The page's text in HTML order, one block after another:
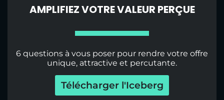
AMPLIFIEZ VOTRE VALEUR PERÇUE
6 questions à vous poser pour rendre votre offre
unique, attractive et percutante.
Télécharger l'Iceberg